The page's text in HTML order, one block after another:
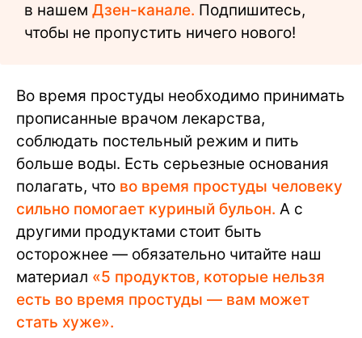
в нашем Дзен-канале. Подпишитесь,
чтобы не пропустить ничего нового!
Во время простуды необходимо принимать
прописанные врачом лекарства,
соблюдать постельный режим и пить
больше воды. Есть серьезные основания
полагать, что во время простуды человеку
сильно помогает куриный бульон. А с
другими продуктами стоит быть
осторожнее — обязательно читайте наш
материал «5 продуктов, которые нельзя
есть во время простуды — вам может
стать хуже».